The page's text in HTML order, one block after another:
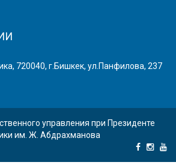
720040, г.Бишкек, ул.Панфилова, 237
управления при Президенте
им. Ж. Абдрахманова